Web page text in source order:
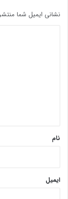
نشانی ایمیل شما
نام
ایمیل